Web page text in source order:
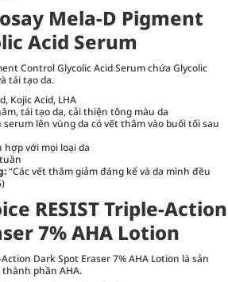
Mela-D Pigment
Acid Serum
Control Glycolic Acid Serum chứa Glycolic
tái tạo da.
Kojic Acid, LHA
tái tạo da, cải thiện tông màu da
serum lên vùng da có vết thâm vào buổi tối sau
hợp với mọi loại da
“Các vết thâm giảm đáng kể và da mình đều
RESIST Triple-Action
7% AHA Lotion
Action Dark Spot Eraser 7% AHA Lotion là sản
phần AHA.